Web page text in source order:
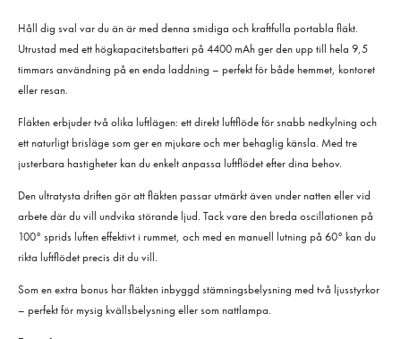
Håll dig sval var du än är med denna smidiga och kraftfulla portabla fläkt.
Utrustad med ett högkapacitetsbatteri på 4400 mAh ger den upp till hela 9,5
timmars användning på en enda laddning – perfekt för både hemmet, kontoret
eller resan.
Fläkten erbjuder två olika luftlägen: ett direkt luftflöde för snabb nedkylning och
ett naturligt brisläge som ger en mjukare och mer behaglig känsla. Med tre
justerbara hastigheter kan du enkelt anpassa luftflödet efter dina behov.
Den ultratysta driften gör att fläkten passar utmärkt även under natten eller vid
arbete där du vill undvika störande ljud. Tack vare den breda oscillationen på
100° sprids luften effektivt i rummet, och med en manuell lutning på 60° kan du
rikta luftflödet precis dit du vill.
Som en extra bonus har fläkten inbyggd stämningsbelysning med två ljusstyrkor
– perfekt för mysig kvällsbelysning eller som nattlampa.